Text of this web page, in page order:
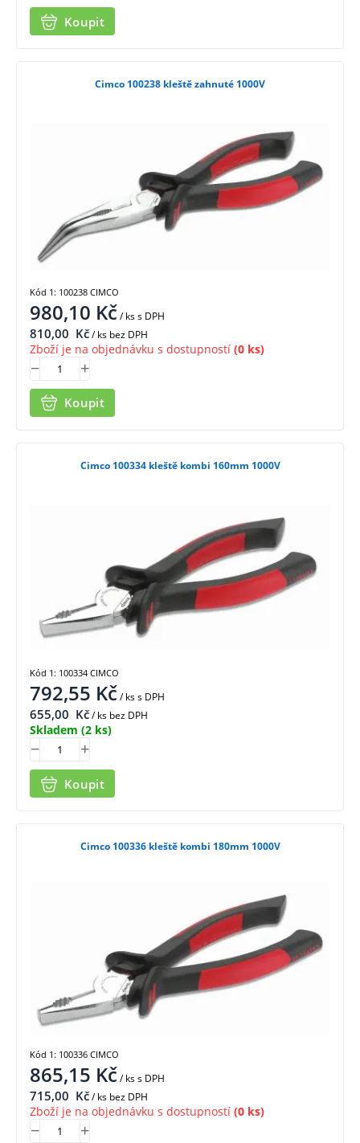
Koupit
Cimco 100238 kleště zahnuté 1000V
980,10 Kč/ kss DPH
810,00 Kč/ ks bez DPH
Zboží je na objednávku s dostupností (0 ks)
Koupit
Kód 1: 100238 CIMCO
Cimco 100334 kleště kombi 160mm 1000V
792,55 Kč/ kss DPH
655,00 Kč/ ks bez DPH
Skladem (2 ks)
Koupit
Kód 1: 100334 CIMCO
Cimco 100336 kleště kombi 180mm 1000V
865,15 Kč/ kss DPH
715,00 Kč/ ks bez DPH
Zboží je na objednávku s dostupností (0 ks)
Kód 1: 100336 CIMCO